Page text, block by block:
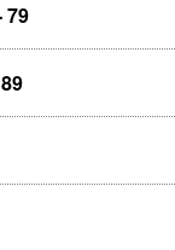
79